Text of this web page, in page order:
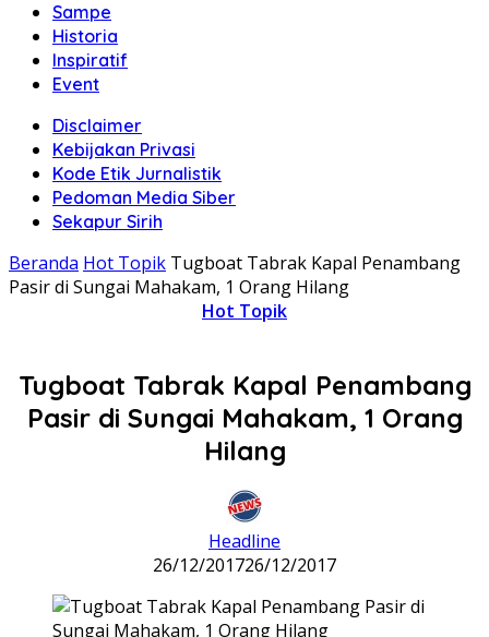
Sampe
Historia
Inspiratif
Event
Disclaimer
Kebijakan Privasi
Kode Etik Jurnalistik
Pedoman Media Siber
Sekapur Sirih
Beranda Hot Topik Tugboat Tabrak Kapal Penambang
Pasir di Sungai Mahakam, 1 Orang Hilang
Hot Topik
Tugboat Tabrak Kapal Penambang
Pasir di Sungai Mahakam, 1 Orang
Hilang
Headline
26/12/201726/12/2017